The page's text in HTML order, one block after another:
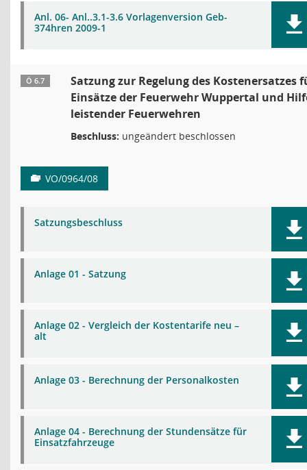
Anl. 06- Anl..3.1-3.6 Vorlagenversion Geb-
374hren 2009-1
Ö 6.7
Satzung zur Regelung des Kostenersatzes
Einsätze der Feuerwehr Wuppertal und
leistender Feuerwehren
Beschluss: ungeändert beschlossen
VO/0964/08
Satzungsbeschluss
Anlage 01 - Satzung
Anlage 02 - Vergleich der Kostentarife neu –
alt
Anlage 03 - Berechnung der Personalkosten
Anlage 04 - Berechnung der Stundensätze für
Einsatzfahrzeuge